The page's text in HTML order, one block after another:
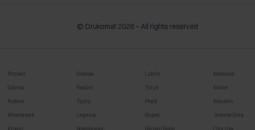
© Drukomat 2026 – All rights reserved
Poznań Gdańsk Lublin Katowice
Gdynia Radom Toruń Kielce
Rybnik Tychy Płock Koszalin
Włocławek Legnica Słupsk Jelenia Góra